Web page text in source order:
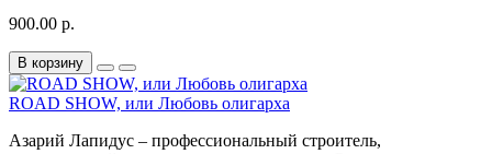
900.00 р.
В корзину
ROAD SHOW, или Любовь олигарха
Азарий Лапидус – профессиональный строитель,